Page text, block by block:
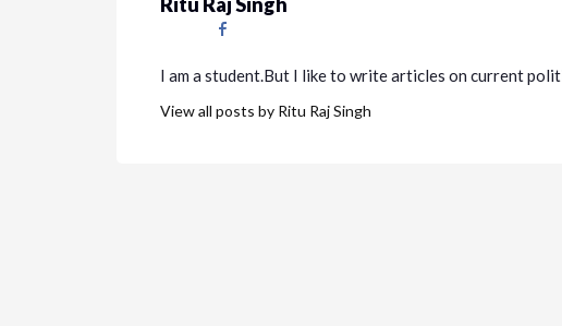
I am a student.But I like to write articles on current
View all posts by Ritu Raj Singh